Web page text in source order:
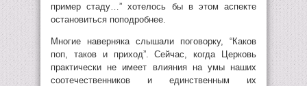
пример стаду…” хотелось бы в этом аспекте
остановиться поподробнее.
Многие наверняка слышали поговорку, “Каков
поп, таков и приход”. Сейчас, когда Церковь
практически не имеет влияния на умы наших
соотечественников и единственным их